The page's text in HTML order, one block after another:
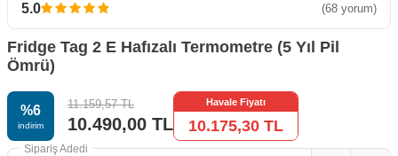
5.0 (68 yorum)
Fridge Tag 2 E Hafızalı Termometre (5 Yıl Pil
Ömrü)
%6
i̇ndirim
11.159,57TL
10.490,00 TL
Havale Fiyatı
10.175,30 TL
Sipariş Adedi